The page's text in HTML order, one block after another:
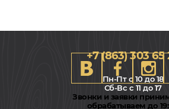
+7 (863) 303 65
Пн-Пт с 10 до 18
Сб-Вс с 11 до 17
Звонки и заявки
обрабатываем до